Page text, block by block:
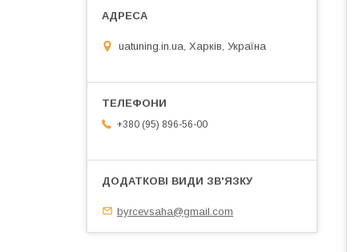
uatuning.in.ua, Харків, Україна
+380 (95) 896-56-00
byrcevsaha@gmail.com